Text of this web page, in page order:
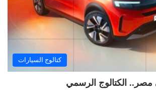
كتالوج السيارات
مصر.. الكتالوج الرسمي